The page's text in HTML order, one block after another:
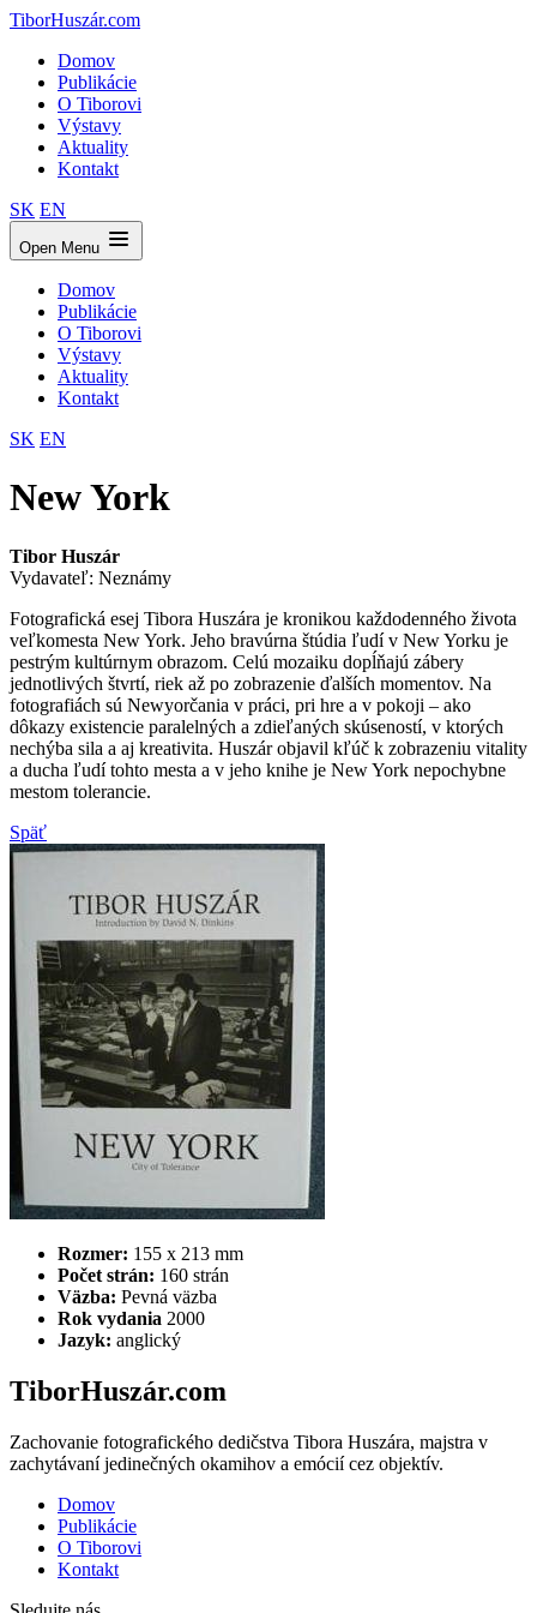
TiborHuszár.com
Domov
Publikácie
O Tiborovi
Výstavy
Aktuality
Kontakt
SK EN
Open Menu
Domov
Publikácie
O Tiborovi
Výstavy
Aktuality
Kontakt
SK EN
New York
Tibor Huszár
Vydavateľ: Neznámy
Fotografická esej Tibora Huszára je kronikou každodenného života
veľkomesta New York. Jeho bravúrna štúdia ľudí v New Yorku je
pestrým kultúrnym obrazom. Celú mozaiku dopĺňajú zábery
jednotlivých štvrtí, riek až po zobrazenie ďalších momentov. Na
fotografiách sú Newyorčania v práci, pri hre a v pokoji – ako
dôkazy existencie paralelných a zdieľaných skúseností, v ktorých
nechýba sila a aj kreativita. Huszár objavil kľúč k zobrazeniu vitality
a ducha ľudí tohto mesta a v jeho knihe je New York nepochybne
mestom tolerancie.
Späť
Rozmer: 155 x 213 mm
Počet strán: 160 strán
Väzba: Pevná väzba
Rok vydania 2000
Jazyk: anglický
TiborHuszár.com
Zachovanie fotografického dedičstva Tibora Huszára, majstra v
zachytávaní jedinečných okamihov a emócií cez objektív.
Domov
Publikácie
O Tiborovi
Kontakt